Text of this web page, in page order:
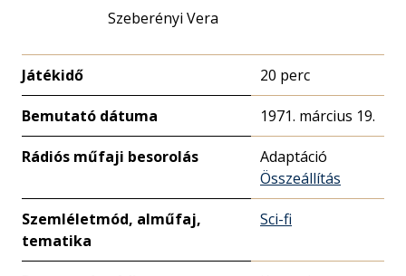
Szeberényi Vera
Játékidő 20 perc
Bemutató dátuma 1971. március 19.
Rádiós műfaji besorolás
Adaptáció
Összeállítás
Szemléletmód, alműfaj,
tematika
Sci-fi